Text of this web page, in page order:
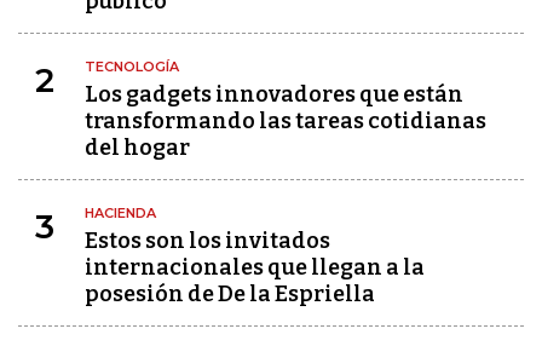
2 TECNOLOGÍA
Los gadgets innovadores que están
transformando las tareas cotidianas
del hogar
3 HACIENDA
Estos son los invitados
internacionales que llegan a la
posesión de De la Espriella